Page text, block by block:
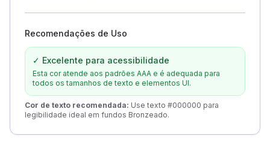
Recomendações de Uso
✓ Excelente para acessibilidade
Esta cor atende aos padrões AAA e é adequada para
todos os tamanhos de texto e elementos UI.
Cor de texto recomendada: Use texto #000000 para
legibilidade ideal em fundos Bronzeado.